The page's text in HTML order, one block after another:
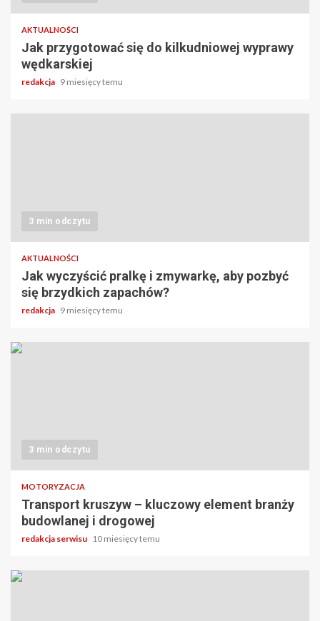
AKTUALNOŚCI
Jak przygotować się do kilkudniowej wyprawy
wędkarskiej
redakcja 9 miesięcy temu
3 min odczytu
AKTUALNOŚCI
Jak wyczyścić pralkę i zmywarkę, aby pozbyć
się brzydkich zapachów?
redakcja 9 miesięcy temu
3 min odczytu
MOTORYZACJA
Transport kruszyw – kluczowy element branży
budowlanej i drogowej
redakcja serwisu 10 miesięcy temu